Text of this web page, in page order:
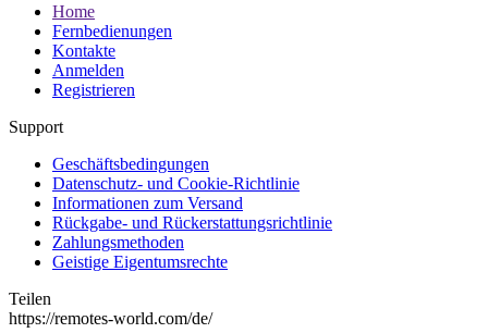
Home
Fernbedienungen
Kontakte
Anmelden
Registrieren
Support
Geschäftsbedingungen
Datenschutz- und Cookie-Richtlinie
Informationen zum Versand
Rückgabe- und Rückerstattungsrichtlinie
Zahlungsmethoden
Geistige Eigentumsrechte
Teilen
https://remotes-world.com/de/